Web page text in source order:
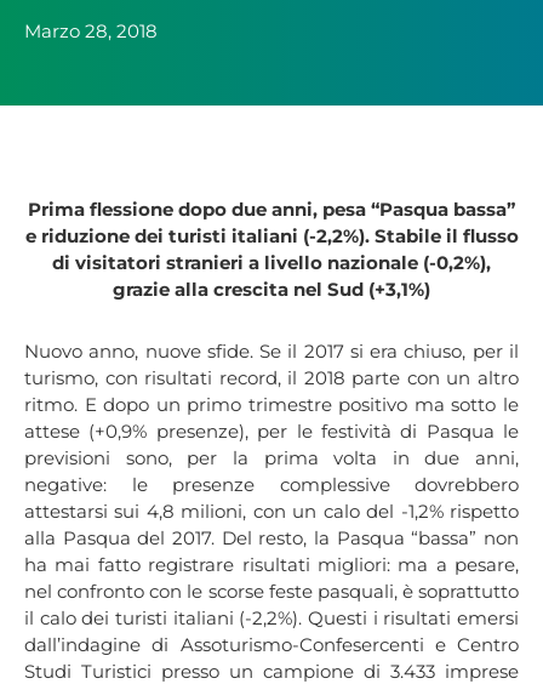
Marzo 28, 2018
Prima flessione dopo due anni, pesa “Pasqua bassa”
e riduzione dei turisti italiani (-2,2%). Stabile il flusso
di visitatori stranieri a livello nazionale (-0,2%),
grazie alla crescita nel Sud (+3,1%)
Nuovo anno, nuove sfide. Se il 2017 si era chiuso, per il
turismo, con risultati record, il 2018 parte con un altro
ritmo. E dopo un primo trimestre positivo ma sotto le
attese (+0,9% presenze), per le festività di Pasqua le
previsioni sono, per la prima volta in due anni,
negative: le presenze complessive dovrebbero
attestarsi sui 4,8 milioni, con un calo del -1,2% rispetto
alla Pasqua del 2017. Del resto, la Pasqua “bassa” non
ha mai fatto registrare risultati migliori: ma a pesare,
nel confronto con le scorse feste pasquali, è soprattutto
il calo dei turisti italiani (-2,2%). Questi i risultati emersi
dall’indagine di Assoturismo-Confesercenti e Centro
Studi Turistici presso un campione di 3.433 imprese